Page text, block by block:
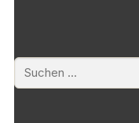
Suchen